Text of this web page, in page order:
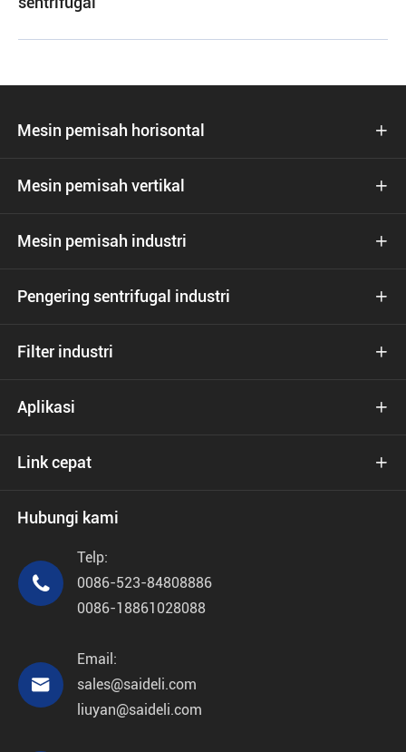
Mesin pemisah horisontal 
Mesin pemisah vertikal 
Mesin pemisah industri 
Pengering sentrifugal industri 
Filter industri 
Aplikasi 
Link cepat 
Hubungi kami

Telp:
0086-523-84808886
0086-18861028088

Email:
sales@saideli.com
liuyan@saideli.com